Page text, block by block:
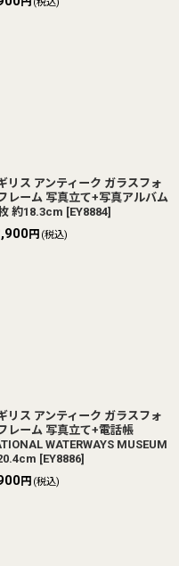
リス アンティーク ガラスフォ
レーム 写真立て+写真アルバム
約18.3cm [EY8884]
円 (税込)
リス アンティーク ガラスフォ
レーム 写真立て+電話帳
WATERWAYS MUSEUM
[EY8886]
円 (税込)